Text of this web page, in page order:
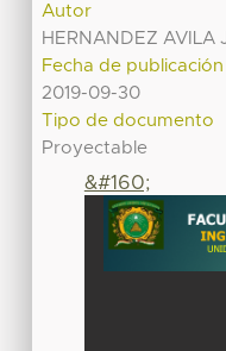
Autor
HERNANDEZ AVILA
Fecha de publicación
2019-09-30
Tipo de documento
Proyectable
&#160;